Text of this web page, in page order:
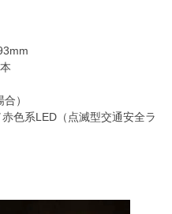
）
色系LED（点滅型交通安全ラ